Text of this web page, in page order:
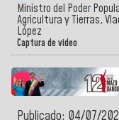
Ministro del Poder
Agricultura y Tierras,
López
Captura de video
Publicado: 04/07/